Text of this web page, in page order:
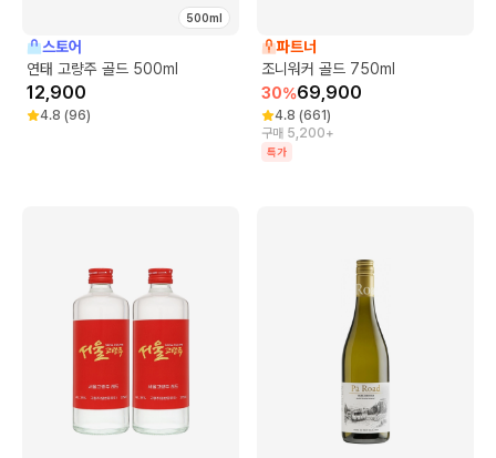
500ml
스토어
연태 고량주 골드 500ml
12,900
4.8 (96)
파트너
조니워커 골드 750ml
30%69,900
4.8 (661)
구매 5,200+
특가